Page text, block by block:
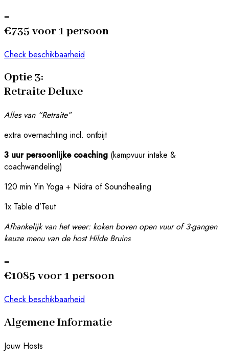
=
€735 voor 1 persoon
Check beschikbaarheid
Optie 3:
Retraite Deluxe
Alles van “Retraite”
extra overnachting incl. ontbijt
3 uur persoonlijke coaching (kampvuur intake &
coachwandeling)
120 min Yin Yoga + Nidra of Soundhealing
1x Table d’Teut
Afhankelijk van het weer: koken boven open vuur of 3-gangen
keuze menu van de host Hilde Bruins
=
€1085 voor 1 persoon
Check beschikbaarheid
Algemene Informatie
Jouw Hosts